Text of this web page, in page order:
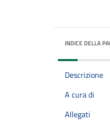
INDICE DELLA
Descrizione
A cura di
Allegati